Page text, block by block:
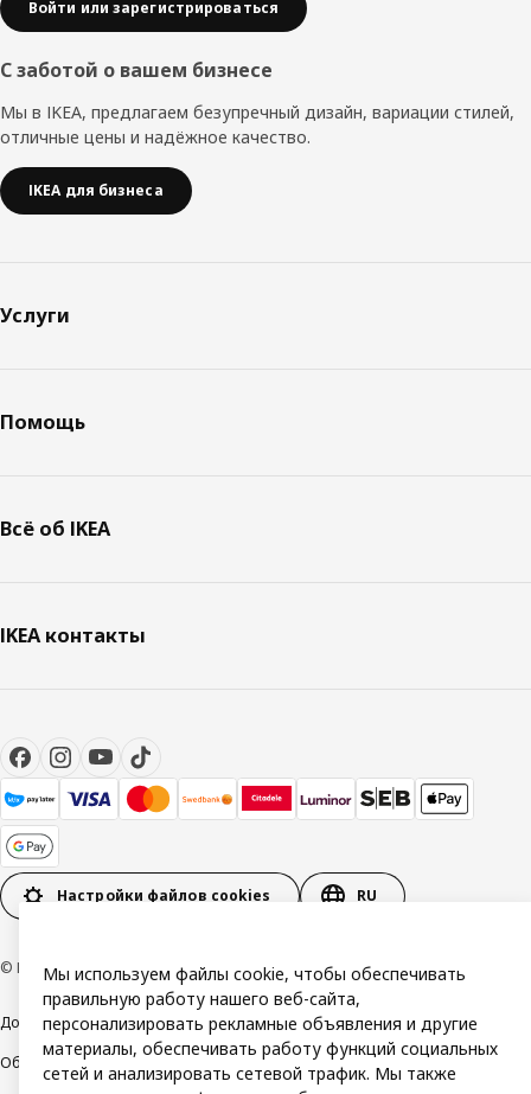
Войти или зарегистрироваться
С заботой о вашем бизнесе
Мы в IKEA, предлагаем безупречный дизайн, вариации стилей,
отличные цены и надёжное качество.
IKEA для бизнеса
Услуги
Помощь
Всё об IKEA
IKEA контакты
Настройки файлов cookies RU
© Inter IKEA Systems B.V. 1999-2026
ДоступностьПолитика конфиденциальности и использования cookie
Общие условия
Свяжитесь с нами
Мы используем файлы cookie, чтобы обеспечивать
правильную работу нашего веб-сайта,
персонализировать рекламные объявления и другие
материалы, обеспечивать работу функций социальных
сетей и анализировать сетевой трафик. Мы также